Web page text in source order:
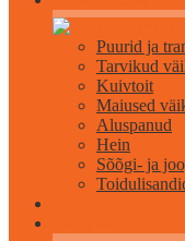
Puurid ja
Tarvikud
Kuivtoit
Maiused
Aluspanud
Hein
Sõõgi- ja